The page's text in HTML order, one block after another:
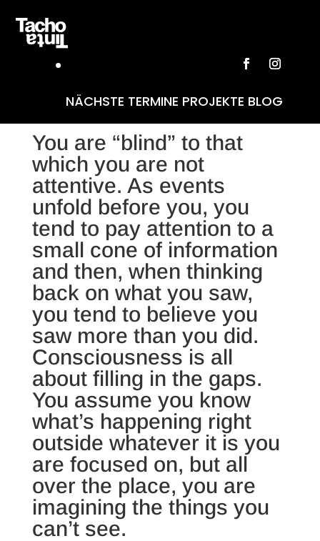
NÄCHSTE TERMINE PROJEKTE BLOG
Misdirection
You are “blind” to that
which you are not
attentive. As events
unfold before you, you
tend to pay attention to a
small cone of information
and then, when thinking
back on what you saw,
you tend to believe you
saw more than you did.
Consciousness is all
about filling in the gaps.
You assume you know
what’s happening right
outside whatever it is you
are focused on, but all
over the place, you are
imagining the things you
can’t see.